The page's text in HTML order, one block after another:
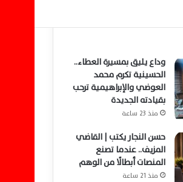
وداع يليق بمسيرة العطاء..
الحسينية تكرم محمد
العوضي والإبراهيمية ترحب
بقيادته الجديدة
منذ 23 ساعة
حسن النجار يكتب | القاضي
المزيف.. عندما تصنع
المنصات أبطالًا من الوهم
منذ 21 ساعة